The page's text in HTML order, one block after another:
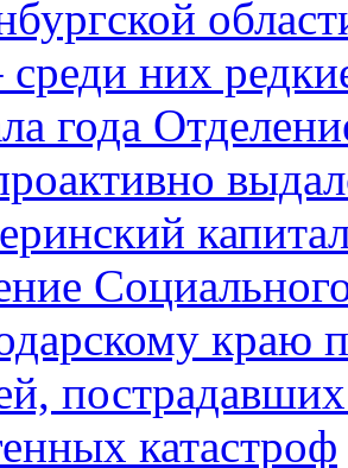
среди них
года
краю
катастроф